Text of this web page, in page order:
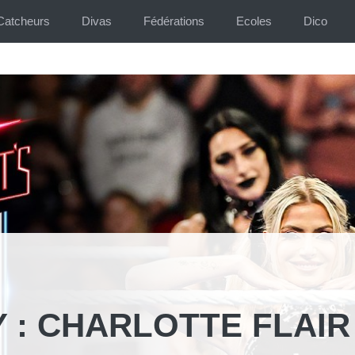
Divas Fédérations Ecoles Dico
: CHARLOTTE